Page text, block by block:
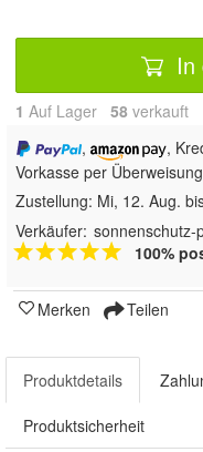
In
1 Auf Lager 58 verkauft
,
,
Vorkasse per Überweisung
Zustellung: Mi, 12. Aug.
Verkäufer: sonnenschutz-
100%
Merken Teilen
Produktdetails
Produktsicherheit